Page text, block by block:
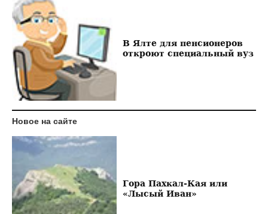
В Ялте для пенсионеров
откроют специальный вуз
Новое на сайте
Гора Пахкал-Кая или
«Лысый Иван»